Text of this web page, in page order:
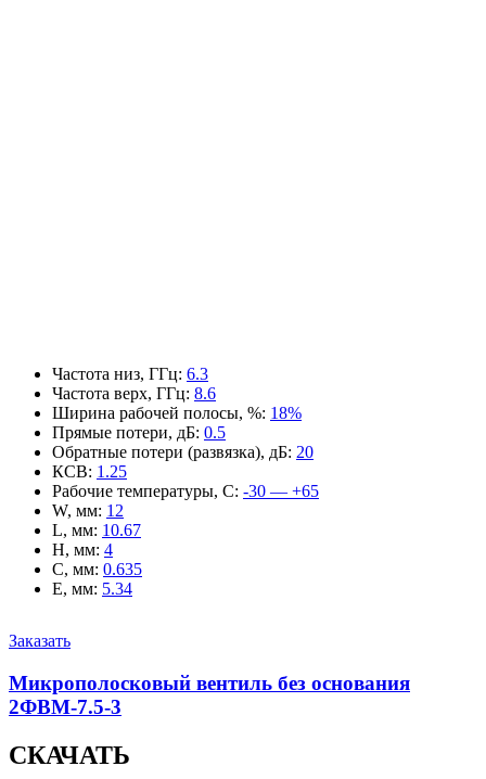
Частота низ, ГГц: 6.3
Частота верх, ГГц: 8.6
Ширина рабочей полосы, %: 18%
Прямые потери, дБ: 0.5
Обратные потери (развязка), дБ: 20
КСВ: 1.25
Рабочие температуры, С: -30 — +65
W, мм: 12
L, мм: 10.67
H, мм: 4
C, мм: 0.635
E, мм: 5.34
Заказать
Микрополосковый вентиль без основания
2ФВМ-7.5-3
СКАЧАТЬ